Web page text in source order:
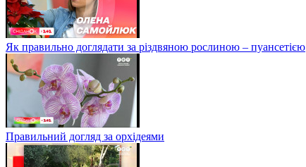
Як правильно доглядати за різдвяною рослиною – пуансетією
Правильний догляд за орхідеями